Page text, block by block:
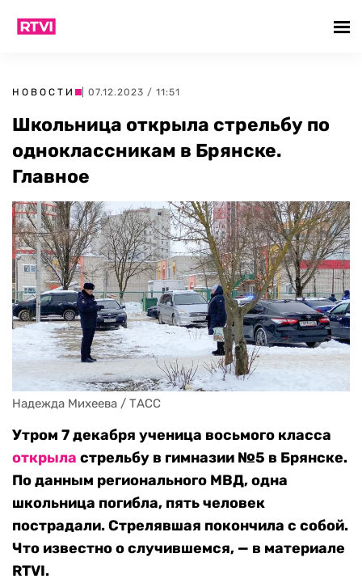
НОВОСТИ | 07.12.2023 / 11:51
Школьница открыла стрельбу по
одноклассникам в Брянске.
Главное
Надежда Михеева / ТАСС
Утром 7 декабря ученица восьмого класса
открыла стрельбу в гимназии №5 в Брянске.
По данным регионального МВД, одна
школьница погибла, пять человек
пострадали. Стрелявшая покончила с собой.
Что известно о случившемся, — в материале
RTVI.